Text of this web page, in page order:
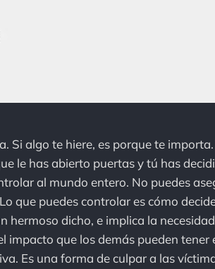
Si algo te hiere, es porque te
le has abierto puertas y tú has
al mundo entero. No puedes
que puedes controlar es cómo
hermoso dicho, e implica la
impacto que los demás pueden tener
Es una forma de culpar a las